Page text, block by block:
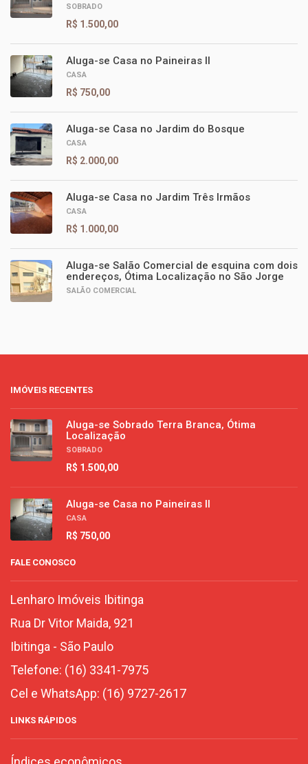
SOBRADO
R$ 1.500,00
Aluga-se Casa no Paineiras II
CASA
R$ 750,00
Aluga-se Casa no Jardim do Bosque
CASA
R$ 2.000,00
Aluga-se Casa no Jardim Três Irmãos
CASA
R$ 1.000,00
Aluga-se Salão Comercial de esquina com dois
endereços, Ótima Localização no São Jorge
SALÃO COMERCIAL
IMÓVEIS RECENTES
Aluga-se Sobrado Terra Branca, Ótima
Localização
SOBRADO
R$ 1.500,00
Aluga-se Casa no Paineiras II
CASA
R$ 750,00
FALE CONOSCO
Lenharo Imóveis Ibitinga
Rua Dr Vitor Maida, 921
Ibitinga - São Paulo
Telefone: (16) 3341-7975
Cel e WhatsApp: (16) 9727-2617
LINKS RÁPIDOS